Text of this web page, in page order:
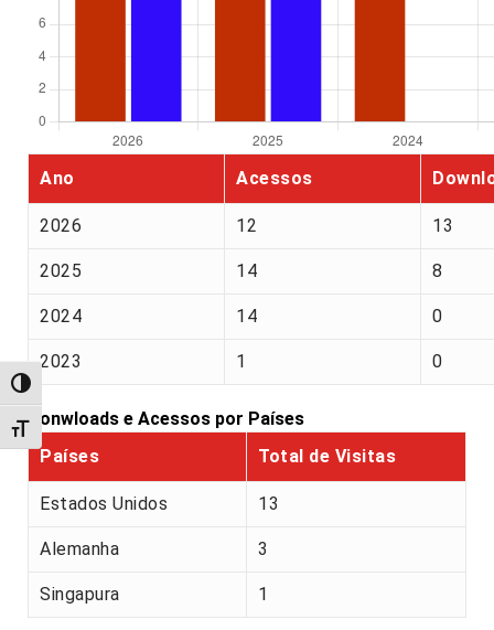
Alternar alto contraste
Alternar tamanho da fonte
Ano Acessos
2026 12 13
2025 14 8
2024 14 0
2023 1 0
Donwloads e Acessos por Países
Países
Total de Visitas
Estados Unidos 13
Alemanha 3
Singapura 1